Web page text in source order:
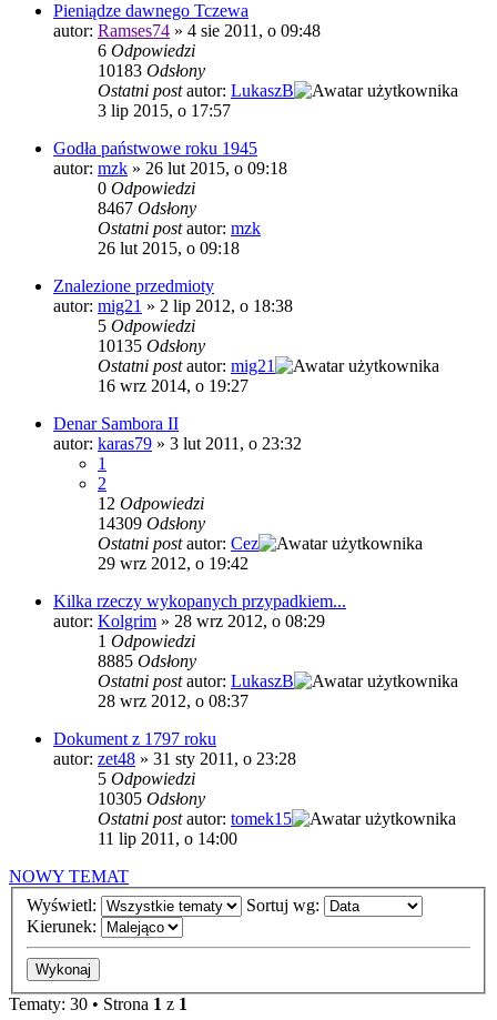
Pieniądze dawnego Tczewa
autor: Ramses74 » 4 sie 2011, o 09:48
6 Odpowiedzi
10183 Odsłony
Ostatni postautor: LukaszB
3 lip 2015, o 17:57
Godła państwowe roku 1945
autor: mzk » 26 lut 2015, o 09:18
0 Odpowiedzi
8467 Odsłony
Ostatni postautor: mzk
26 lut 2015, o 09:18
Znalezione przedmioty
autor: mig21 » 2 lip 2012, o 18:38
5 Odpowiedzi
10135 Odsłony
Ostatni postautor: mig21
16 wrz 2014, o 19:27
Denar Sambora II
autor: karas79 » 3 lut 2011, o 23:32
1
2
12 Odpowiedzi
14309 Odsłony
Ostatni postautor: Cez
29 wrz 2012, o 19:42
Kilka rzeczy wykopanych przypadkiem...
autor: Kolgrim » 28 wrz 2012, o 08:29
1 Odpowiedzi
8885 Odsłony
Ostatni postautor: LukaszB
28 wrz 2012, o 08:37
Dokument z 1797 roku
autor: zet48 » 31 sty 2011, o 23:28
5 Odpowiedzi
10305 Odsłony
Ostatni postautor: tomek15
11 lip 2011, o 14:00
NOWY TEMAT
Wyświetl:
Sortuj wg:
Kierunek:
Tematy: 30 • Strona 1 z 1